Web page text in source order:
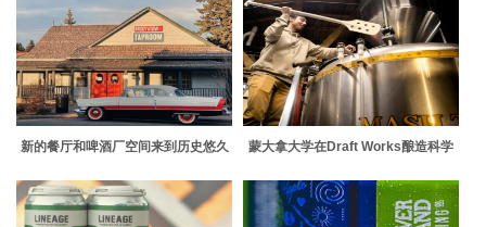
新的餐厅和啤酒厂空间来到历史悠久
蒙大拿大学在Draft Works酿造科学